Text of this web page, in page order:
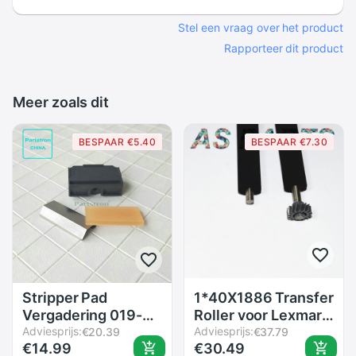
Stel een vraag over het product
Rapporteer dit product
Meer zoals dit
BESPAAR €5.40
Stripper Pad
Vergadering 019-
11831 019-11832
019-11833 Fit Voor
Adviesprijs:€20.39
€14.99
BESPAAR €7.30
1*40X1886 Transfer
Roller voor Lexmark
T650 T652 T654
T650DN T650N
Adviesprijs:€37.79
€30.49